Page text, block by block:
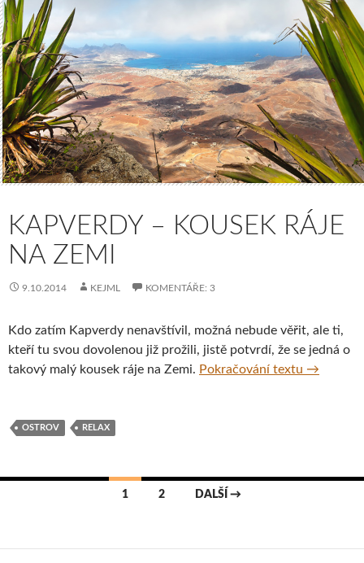
KAPVERDY – KOUSEK RÁJE
NA ZEMI
9.10.2014 KEJML KOMENTÁŘE: 3
Kdo zatím Kapverdy nenavštívil, možná nebude věřit, ale ti,
kteří tu svou dovolenou již prožili, jistě potvrdí, že se jedná o
takový malý kousek ráje na Zemi. Pokračování textu Kapverdy
→
OSTROV RELAX
příspěvky
1 2 DALŠÍ →